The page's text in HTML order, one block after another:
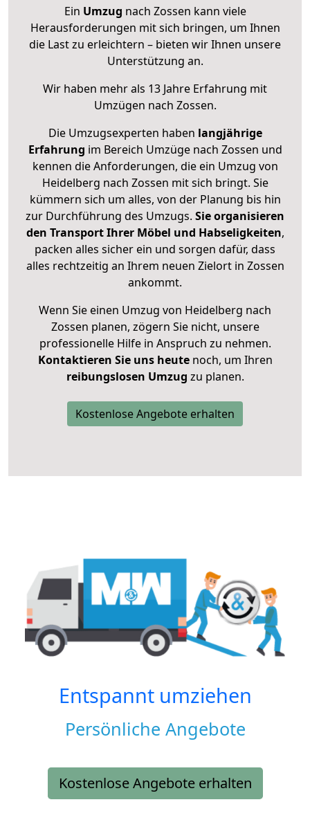
Ein Umzug nach Zossen kann viele
Herausforderungen mit sich bringen, um Ihnen
die Last zu erleichtern – bieten wir Ihnen unsere
Unterstützung an.
Wir haben mehr als 13 Jahre Erfahrung mit
Umzügen nach Zossen.
Die Umzugsexperten haben langjährige
Erfahrung im Bereich Umzüge nach Zossen und
kennen die Anforderungen, die ein Umzug von
Heidelberg nach Zossen mit sich bringt. Sie
kümmern sich um alles, von der Planung bis hin
zur Durchführung des Umzugs. Sie organisieren
den Transport Ihrer Möbel und Habseligkeiten,
packen alles sicher ein und sorgen dafür, dass
alles rechtzeitig an Ihrem neuen Zielort in Zossen
ankommt.
Wenn Sie einen Umzug von Heidelberg nach
Zossen planen, zögern Sie nicht, unsere
professionelle Hilfe in Anspruch zu nehmen.
Kontaktieren Sie uns heutenoch, um Ihren
reibungslosen Umzug zu planen.
Kostenlose Angebote erhalten
Entspannt umziehen
Persönliche Angebote
Kostenlose Angebote erhalten